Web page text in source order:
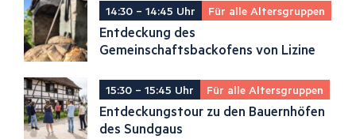
14:30 – 14:45 Uhr Für alle Altersgruppen
Entdeckung des
Gemeinschaftsbackofens von Lizine
15:30 – 15:45 Uhr Für alle Altersgruppen
Entdeckungstour zu den Bauernhöfen
des Sundgaus